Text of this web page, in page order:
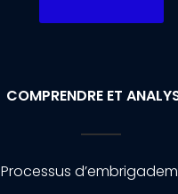
COMPRENDRE ET
Processus